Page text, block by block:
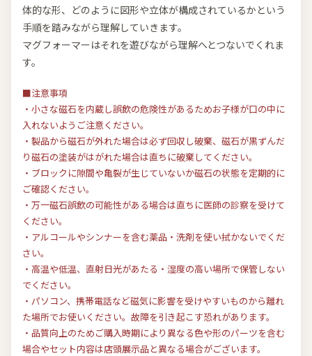
体的な形、どのように図形や立体が構成されているかという
手順を踏みながら理解していきます。
マグフォーマーはそれを遊びながら理解へとつないでくれま
す。
■注意事項
・小さな磁石を内蔵し誤飲の危険性があるためお子様が口の中に
入れないようご注意ください。
・製品から磁石が外れた場合は必ず回収し破棄、磁石が黒ずんだ
り磁石の塗装がはがれた場合は直ちに破棄してください。
・ブロックに隙間や亀裂が生じていないか磁石の状態を定期的に
ご確認ください。
・万一磁石誤飲の可能性がある場合は直ちに医師の診察を受けて
ください。
・アルコールやシンナーを含む薬品・洗剤を使い拭かないでくだ
さい。
・高温や低温、直射日光があたる・湿度の高い場所で保管しない
でください。
・パソコン、携帯電話など磁気に影響を受けやすいものから離れ
た場所でお使いください。故障を引き起こす恐れがあります。
・品質向上のためご購入時期により異なる色や形のパーツを含む
場合やセット内容は店頭展示品と異なる場合がございます。